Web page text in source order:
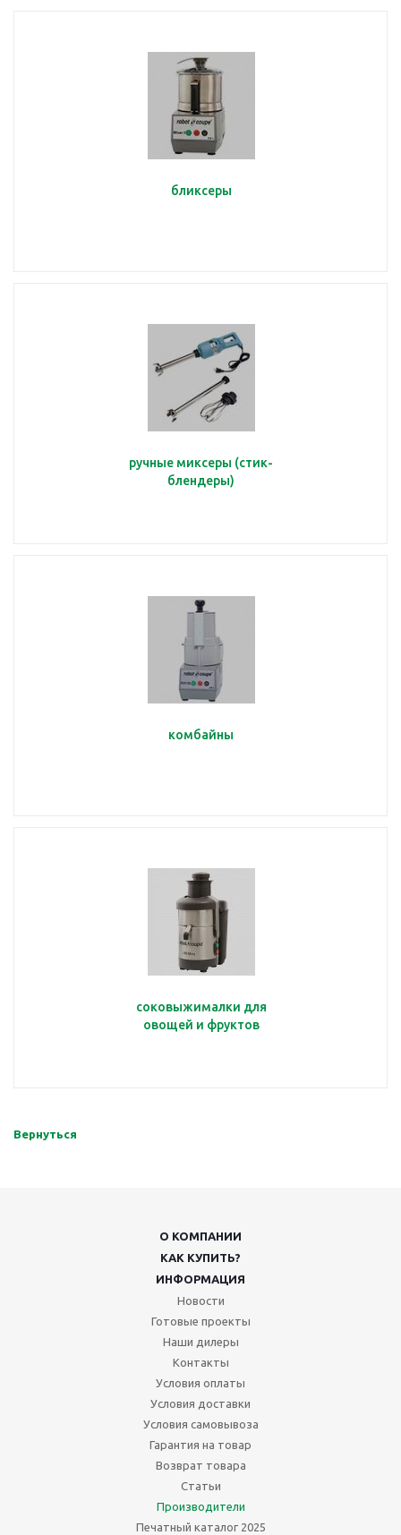
бликсеры
ручные миксеры (стик-
блендеры)
комбайны
соковыжималки для
овощей и фруктов
Вернуться
О КОМПАНИИ
КАК КУПИТЬ?
ИНФОРМАЦИЯ
Новости
Готовые проекты
Наши дилеры
Контакты
Условия оплаты
Условия доставки
Условия самовывоза
Гарантия на товар
Возврат товара
Статьи
Производители
Печатный каталог 2025